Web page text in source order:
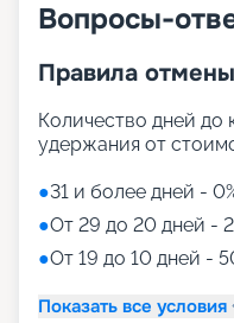
Вопросы-
Правила
Количество дней до
удержания от
●31 и более дней -
●От 29 до 20 дней -
●От 19 до 10 дней -
Показать все условия